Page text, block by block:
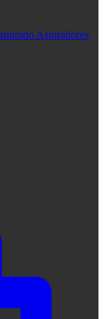
Aspiradores